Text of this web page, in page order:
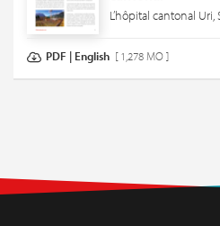
L’hôpital cantonal Uri,
PDF | English [ 1,278 MO ]